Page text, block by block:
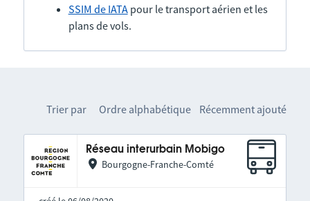
SSIM de IATApour le transport aérien et les
plans de vols.
Trier par Ordre alphabétique Récemment ajouté
Réseau interurbain Mobigo
Bourgogne-Franche-Comté